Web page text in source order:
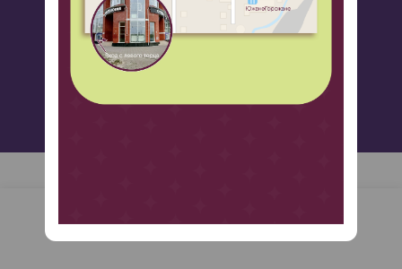
Оставьте заявку и мы вам перезвоним!